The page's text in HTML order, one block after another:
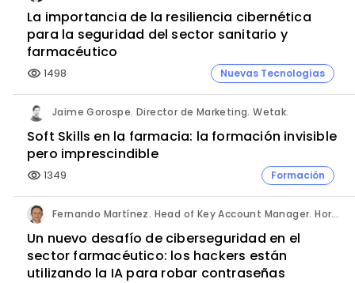
La importancia de la resiliencia cibernética
para la seguridad del sector sanitario y
farmacéutico
visibility 1498 Nuevas Tecnologías
Jaime Gorospe. Director de Marketing. Wetak.
Soft Skills en la farmacia: la formación invisible
pero imprescindible
visibility 1349 Formación
Fernando Martínez. Head of Key Account Manager. Hornetsecurity.
Un nuevo desafío de ciberseguridad en el
sector farmacéutico: los hackers están
utilizando la IA para robar contraseñas